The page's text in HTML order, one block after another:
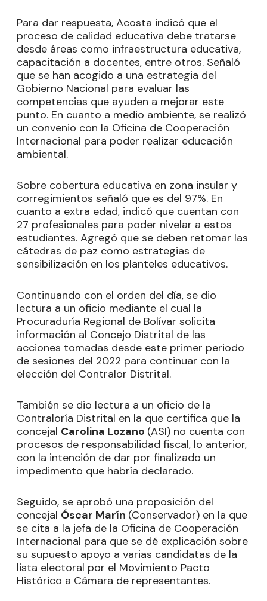
Para dar respuesta, Acosta indicó que el
proceso de calidad educativa debe tratarse
desde áreas como infraestructura educativa,
capacitación a docentes, entre otros. Señaló
que se han acogido a una estrategia del
Gobierno Nacional para evaluar las
competencias que ayuden a mejorar este
punto. En cuanto a medio ambiente, se realizó
un convenio con la Oficina de Cooperación
Internacional para poder realizar educación
ambiental.
Sobre cobertura educativa en zona insular y
corregimientos señaló que es del 97%. En
cuanto a extra edad, indicó que cuentan con
27 profesionales para poder nivelar a estos
estudiantes. Agregó que se deben retomar las
cátedras de paz como estrategias de
sensibilización en los planteles educativos.
Continuando con el orden del día, se dio
lectura a un oficio mediante el cual la
Procuraduría Regional de Bolívar solicita
información al Concejo Distrital de las
acciones tomadas desde este primer periodo
de sesiones del 2022 para continuar con la
elección del Contralor Distrital.
También se dio lectura a un oficio de la
Contraloría Distrital en la que certifica que la
concejal Carolina Lozano (ASI) no cuenta con
procesos de responsabilidad fiscal, lo anterior,
con la intención de dar por finalizado un
impedimento que habría declarado.
Seguido, se aprobó una proposición del
concejal Óscar Marín (Conservador) en la que
se cita a la jefa de la Oficina de Cooperación
Internacional para que se dé explicación sobre
su supuesto apoyo a varias candidatas de la
lista electoral por el Movimiento Pacto
Histórico a Cámara de representantes.